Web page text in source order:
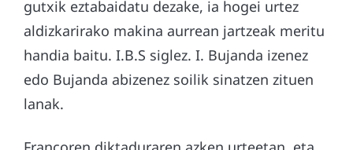
gutxik eztabaidatu dezake, ia hogei urtez
aldizkarirako makina aurrean jartzeak meritu
handia baitu. I.B.S siglez. I. Bujanda izenez
edo Bujanda abizenez soilik sinatzen zituen
lanak.